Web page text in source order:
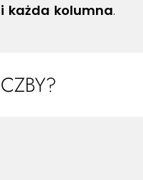
każda kolumna.